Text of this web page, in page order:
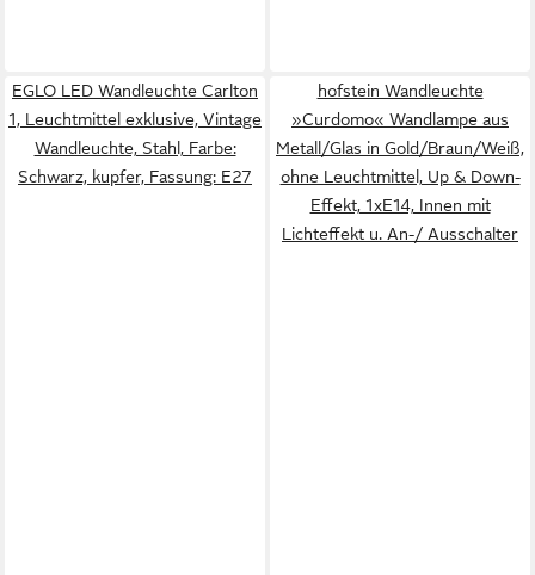
EGLO LED Wandleuchte Carlton
1, Leuchtmittel exklusive, Vintage
Wandleuchte, Stahl, Farbe:
Schwarz, kupfer, Fassung: E27
hofstein Wandleuchte
»Curdomo« Wandlampe aus
Metall/Glas in Gold/Braun/Weiß,
ohne Leuchtmittel, Up & Down-
Effekt, 1xE14, Innen mit
Lichteffekt u. An-/ Ausschalter